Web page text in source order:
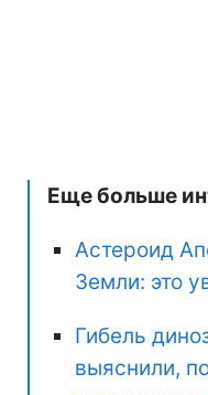
Еще больше
Астероид
Земли: это
Гибель
выяснили,